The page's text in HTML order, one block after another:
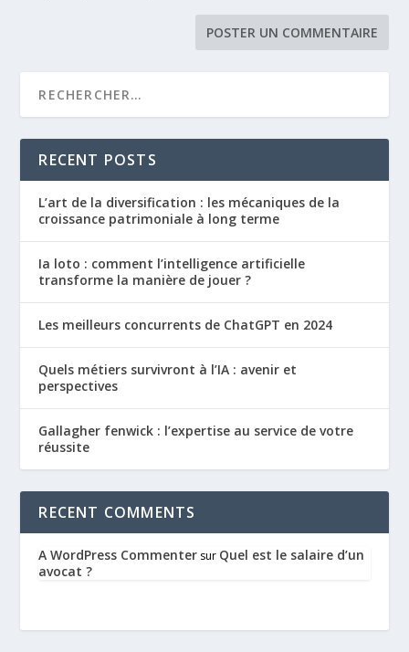
RECENT POSTS
L’art de la diversification : les mécaniques de la
croissance patrimoniale à long terme
Ia loto : comment l’intelligence artificielle
transforme la manière de jouer ?
Les meilleurs concurrents de ChatGPT en 2024
Quels métiers survivront à l’IA : avenir et
perspectives
Gallagher fenwick : l’expertise au service de votre
réussite
RECENT COMMENTS
A WordPress Commenter sur Quel est le salaire d’un
avocat ?